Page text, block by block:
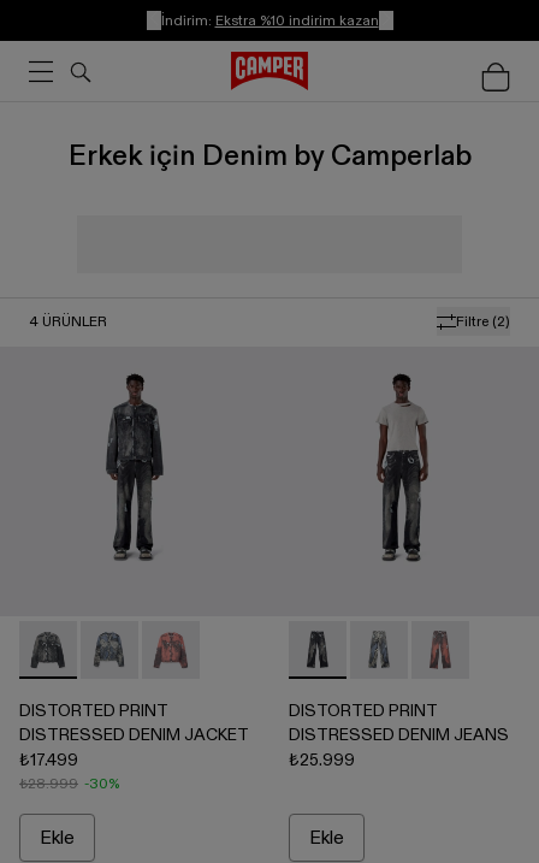
İndirim: Ekstra %10 indirim kazan
Erkek için Denim by Camperlab
Filtre (2)
4 ÜRÜNLER
DISTORTED PRINT DISTRESSED DENIM JACKET -
DISTORTED PRINT DISTRESSED DENIM
DISTORTED PRINT DISTRESSED DENIM
DISTORTED PRINT
DISTRESSED DENIM JACKET
₺17.499
₺28.999 -30%
Ekle
DISTORTED PRINT
DISTORTED
DISTORTED PRINT
DISTRESSED DENIM JEANS
₺25.999
Ekle